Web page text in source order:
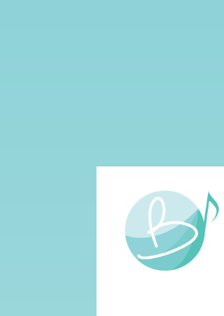
content